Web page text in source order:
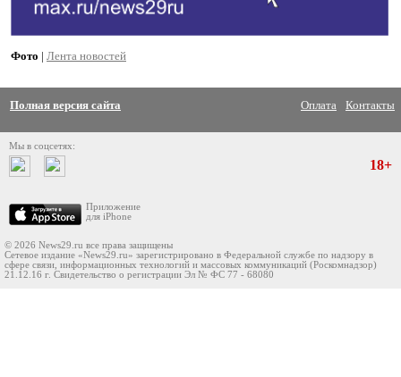
Фото | Лента новостей
Полная версия сайта Оплата Контакты
Мы в соцсетях:
Приложение
для iPhone
18+
© 2026 News29.ru все права защищены
Сетевое издание «News29.ru» зарегистрировано в Федеральной службе по надзору в
сфере связи, информационных технологий и массовых коммуникаций (Роскомнадзор)
21.12.16 г. Свидетельство о регистрации Эл № ФС 77 - 68080